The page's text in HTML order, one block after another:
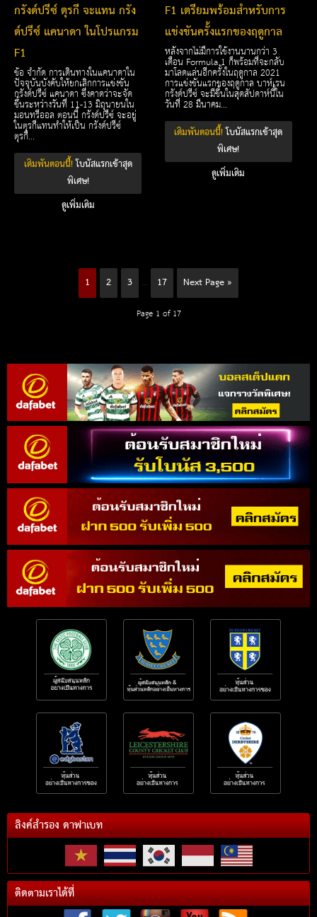
กรังด์ปรีซ์ ตุรกี จะแทน กรัง
ด์ปรีซ์ แคนาดา ในโปรแกรม
F1
ข้อ จำกัด การเดินทางในแคนาดาใน
ปัจจุบันบังคับให้ยกเลิกการแข่งขัน
กรังด์ปรีซ์ แคนาดา ซึ่งคาดว่าจะจัด
ขึ้นระหว่างวันที่ 11-13 มิถุนายนใน
มอนทรีออล ตอนนี้ กรังด์ปรีซ์ จะอยู่
ในตุรกีแทนทำให้เป็น กรังด์ปรีซ์
ตุรกี...
เดิมพันตอนนี้!โบนัสแรกเข้าสุด
พิเศษ!
ดูเพิ่มเติม
F1 เตรียมพร้อมสำหรับการ
แข่งขันครั้งแรกของฤดูกาล
หลังจากไม่มีการใช้งานนานกว่า 3
เดือน Formula 1 ก็พร้อมที่จะกลับ
มาโลดแล่นอีกครั้งในฤดูกาล 2021
การแข่งขันแรกของฤดูกาล บาห์เรน
กรังด์ปรีซ์ จะมีขึ้นในสุดสัปดาห์นี้ใน
วันที่ 28 มีนาคม...
เดิมพันตอนนี้!โบนัสแรกเข้าสุด
พิเศษ!
ดูเพิ่มเติม
1 2 3 … 17 Next Page »
Page 1 of 17
ลิงค์สำรอง ดาฟาเบท
ติดตามเราได้ที่